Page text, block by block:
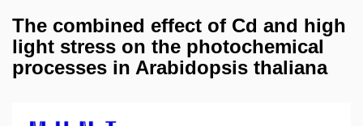
The combined effect of Cd and high
light stress on the photochemical
processes in Arabidopsis thaliana